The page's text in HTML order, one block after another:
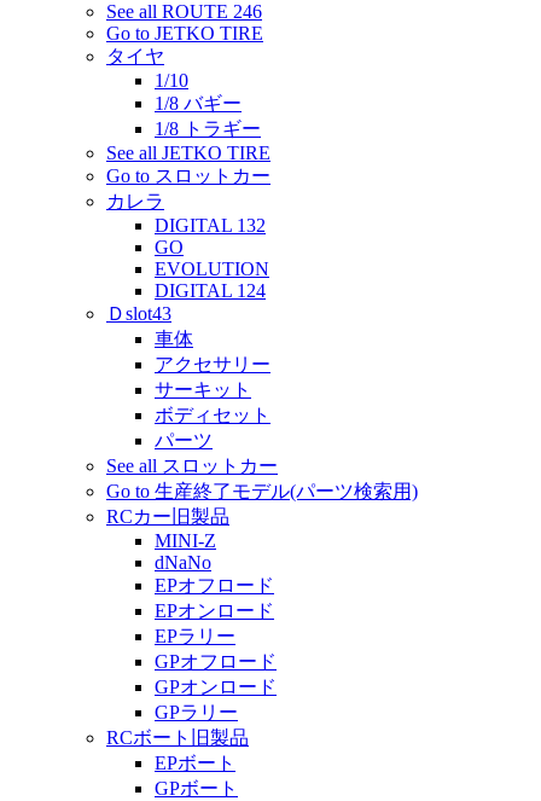
See all ROUTE 246
Go to JETKO TIRE
タイヤ
1/10
1/8 バギー
1/8 トラギー
See all JETKO TIRE
Go to スロットカー
カレラ
DIGITAL 132
GO
EVOLUTION
DIGITAL 124
Ｄslot43
車体
アクセサリー
サーキット
ボディセット
パーツ
See all スロットカー
Go to 生産終了モデル(パーツ検索用)
RCカー旧製品
MINI-Z
dNaNo
EPオフロード
EPオンロード
EPラリー
GPオフロード
GPオンロード
GPラリー
RCボート旧製品
EPボート
GPボート